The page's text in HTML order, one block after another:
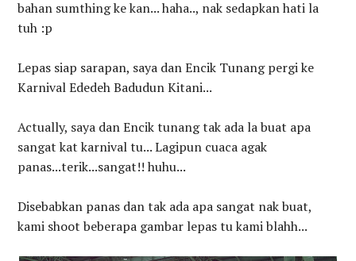
bahan sumthing ke kan... haha.., nak sedapkan hati la
tuh :p
Lepas siap sarapan, saya dan Encik Tunang pergi ke
Karnival Ededeh Badudun Kitani...
Actually, saya dan Encik tunang tak ada la buat apa
sangat kat karnival tu... Lagipun cuaca agak
panas...terik...sangat!! huhu...
Disebabkan panas dan tak ada apa sangat nak buat,
kami shoot beberapa gambar lepas tu kami blahh...